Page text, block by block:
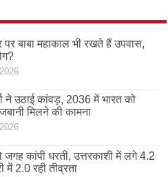
पर बाबा महाकाल भी रखते हैं उपवास,
ने उठाई कांवड़, 2036 में भारत को
मिलने की कामना
जगह कांपी धरती, उत्तरकाशी में लगे 4.2
2.0 रही तीव्रता